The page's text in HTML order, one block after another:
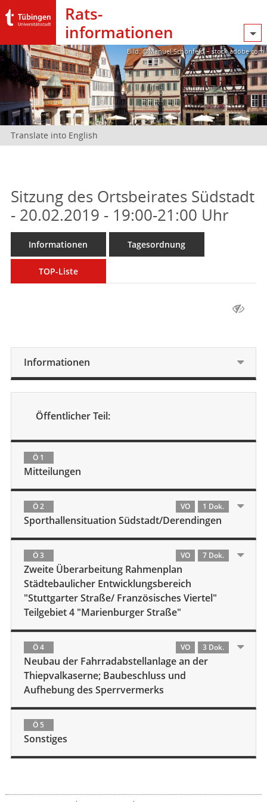
Rats­
informationen
Bild: @Manuel Schönfeld – stock.adobe.com
Translate into English
Sitzung des Ortsbeirates Südstadt
- 20.02.2019 - 19:00-21:00 Uhr
Informationen Tagesordnung
TOP-Liste
Informationen
Öffentlicher Teil:
Ö 1
Mitteilungen
Ö 2 VO 1 Dok.
Sporthallensituation Südstadt/Derendingen
Ö 3 VO 7 Dok.
Zweite Überarbeitung Rahmenplan
Städtebaulicher Entwicklungsbereich
"Stuttgarter Straße/ Französisches Viertel"
Teilgebiet 4 "Marienburger Straße"
Ö 4 VO 3 Dok.
Neubau der Fahrradabstellanlage an der
Thiepvalkaserne; Baubeschluss und
Aufhebung des Sperrvermerks
Ö 5
Sonstiges